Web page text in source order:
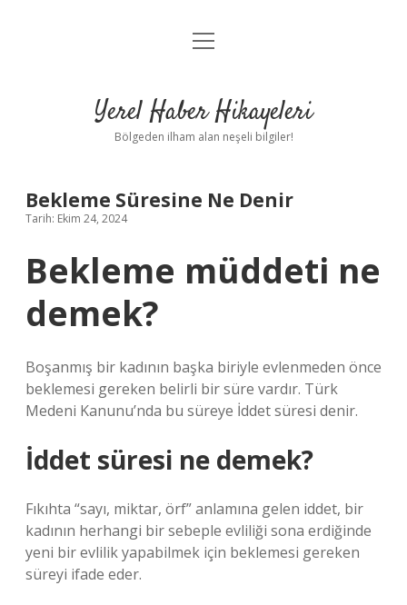
Anasayfa
Yasal Uyarı
menüyü
Yerel Haber Hikayeleri
Bölgeden ilham alan neşeli bilgiler!
Bekleme Süresine Ne Denir
Tarih: Ekim 24, 2024
Bekleme müddeti ne
demek?
Boşanmış bir kadının başka biriyle evlenmeden önce
beklemesi gereken belirli bir süre vardır. Türk
Medeni Kanunu’nda bu süreye İddet süresi denir.
İddet süresi ne demek?
Fıkıhta “sayı, miktar, örf” anlamına gelen iddet, bir
kadının herhangi bir sebeple evliliği sona erdiğinde
yeni bir evlilik yapabilmek için beklemesi gereken
süreyi ifade eder.